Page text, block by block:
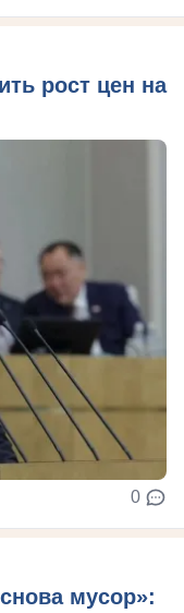
рост цен на
0
мусор»: